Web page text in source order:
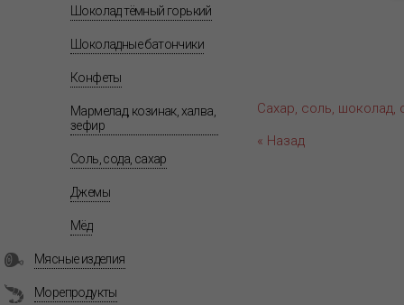
Шоколад тёмный горький
Шоколадные батончики
Конфеты
Мармелад, козинак, халва,
зефир
Соль, сода, сахар
Джемы
Мёд
Мясные изделия
Морепродукты
Сахар, соль, шоколад,
« Назад